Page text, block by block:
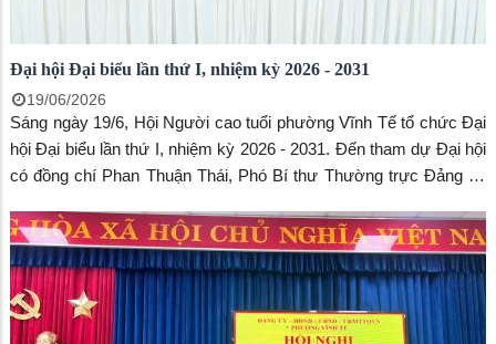
Đại hội Đại biểu lần thứ I, nhiệm kỳ 2026 - 2031
19/06/2026
Sáng ngày 19/6, Hội Người cao tuổi phường Vĩnh Tế tổ chức Đại
hội Đại biểu lần thứ I, nhiệm kỳ 2026 - 2031. Đến tham dự Đại hội
có đồng chí Phan Thuận Thái, Phó Bí thư Thường trực Đảng ủy
Thường vụ Đảng ủy, Chủ tịch Ủy ban MTTQ Việt Nam phường
Vĩnh Tế; cùng 50 đại biểu chính thức đại diện cho 1.072 hội viên
người cao tuổi trên địa bàn phường.